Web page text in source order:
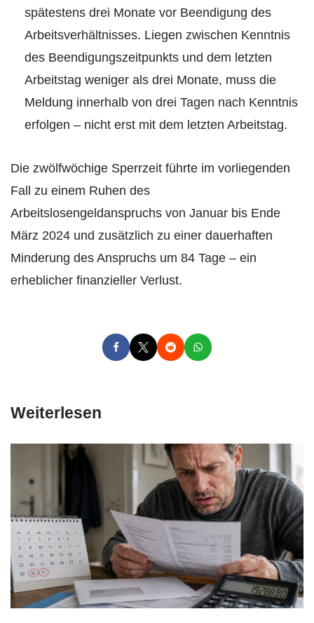
spätestens drei Monate vor Beendigung des
Arbeitsverhältnisses. Liegen zwischen Kenntnis
des Beendigungszeitpunkts und dem letzten
Arbeitstag weniger als drei Monate, muss die
Meldung innerhalb von drei Tagen nach Kenntnis
erfolgen – nicht erst mit dem letzten Arbeitstag.
Die zwölfwöchige Sperrzeit führte im vorliegenden
Fall zu einem Ruhen des
Arbeitslosengeldanspruchs von Januar bis Ende
März 2024 und zusätzlich zu einer dauerhaften
Minderung des Anspruchs um 84 Tage – ein
erheblicher finanzieller Verlust.
Weiterlesen